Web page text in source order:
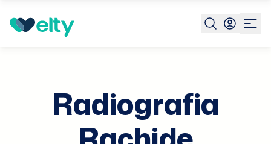
Prenota visita Radiografia Rachide Lombosacrale Rx
Radiografia